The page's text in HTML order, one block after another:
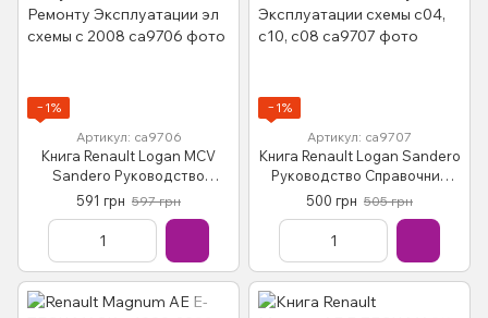
−1%
Артикул: са9706
Книга Renault Logan MCV
Sandero Руководство
Справочник Мануал
Пособие По Ремонту
Эксплуатации эл схемы с
591 грн 597 грн
−1%
Артикул: са9707
Книга Renault Logan Sandero
Руководство Справочник
Мануал Пособие По Ремонту
Эксплуатации схемы с04,
с10, с08
500 грн 505 грн